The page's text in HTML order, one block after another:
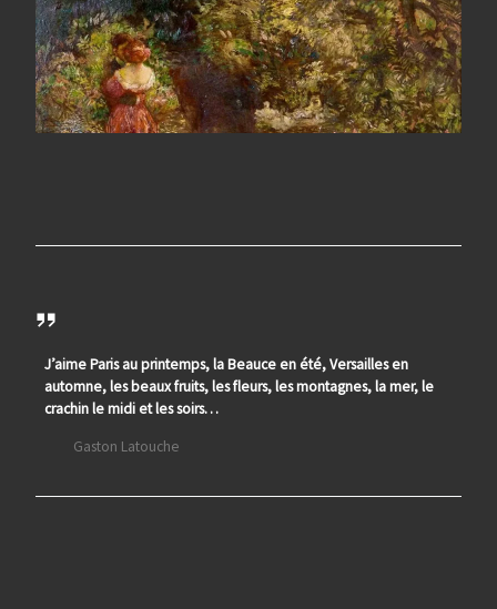
J’aime Paris au printemps, la Beauce en été, Versailles en
automne, les beaux fruits, les fleurs, les montagnes, la mer, le
crachin le midi et les soirs…
Gaston Latouche